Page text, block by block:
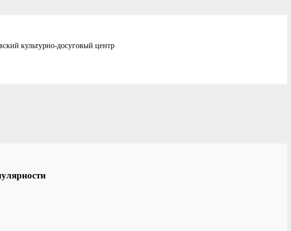
культурно-досуговый центр